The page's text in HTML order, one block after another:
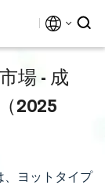
場 - 成
2025
、ヨットタイプ